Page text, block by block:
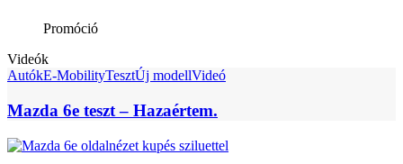
Promóció
Videók
AutókE-MobilityTesztÚj modellVideó
Mazda 6e teszt – Hazaértem.